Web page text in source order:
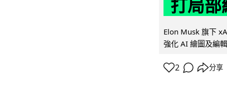
打局部
Elon Musk 旗下
強化 AI 繪圖及編
2 分享